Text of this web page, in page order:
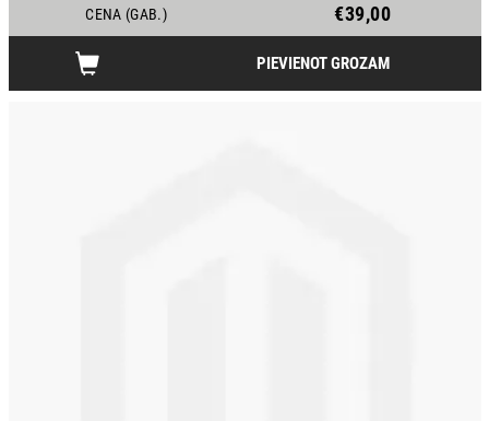
CENA (GAB.) €39,00
PIEVIENOT GROZAM